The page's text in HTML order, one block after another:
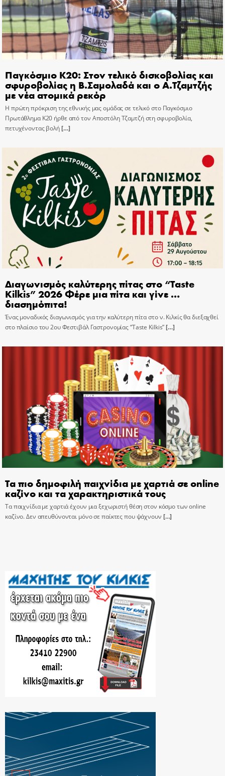
Παγκόσμιο Κ20: Στον τελικό δισκοβολίας και
σφυροβολίας η Β.Σαμολαδά και ο Α.Τζαμτζής
με νέα ατομικά ρεκόρ
Η πρώτη πρόκριση της εθνικής μας ομάδας σε τελικό στο Παγκόσμιο
Πρωτάθλημα Κ20 ήρθε από τον Αποστόλη Τζαμτζή στη σφυροβολία,
πετυχένοντας βολή[…]
Διαγωνισμός καλύτερης πίτας στο “Taste
Kilkis” 2026 Φέρε μια πίτα και γίνε …
διασημόπιτα!
Ένας μοναδικός διαγωνισμός για την καλύτερη πίτα στο ν. Κιλκίς θα διεξαχθεί
στο πλαίσιο του 2ου Φεστιβάλ Γαστρονομίας “Taste Kilkis”[…]
Τα πιο δημοφιλή παιχνίδια με χαρτιά σε online
καζίνο και τα χαρακτηριστικά τους
Τα παιχνίδια με χαρτιά έχουν μια ξεχωριστή θέση στον κόσμο των online
καζίνο. Δεν απευθύνονται μόνο σε παίκτες που ψάχνουν […]